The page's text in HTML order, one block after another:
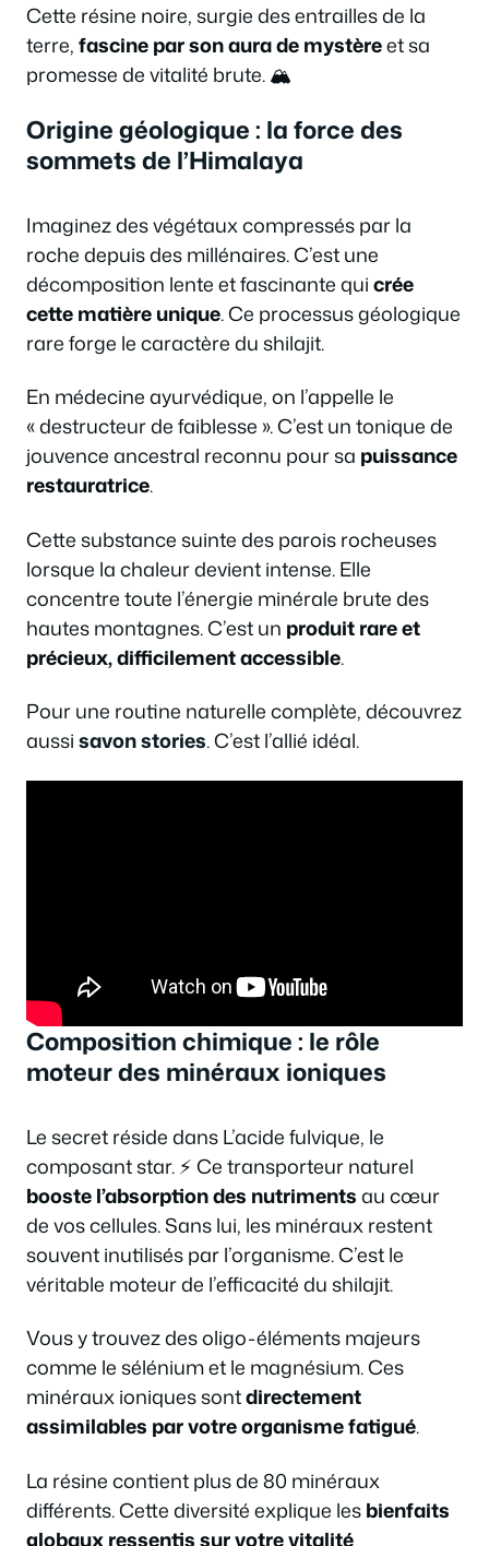
Cette résine noire, surgie des entrailles de la
terre,fascine par son aura de mystèreet sa
promesse de vitalité brute. 🏔️
Origine géologique : la force des
sommets de l’Himalaya
Imaginez des végétaux compressés par la
roche depuis des millénaires. C’est une
décomposition lente et fascinante quicrée
cette matière unique. Ce processus géologique
rare forge le caractère du shilajit.
En médecine ayurvédique, on l’appelle le
« destructeur de faiblesse ». C’est un tonique de
jouvence ancestral reconnu pour sa puissance
restauratrice.
Cette substance suinte des parois rocheuses
lorsque la chaleur devient intense. Elle
concentre toute l’énergie minérale brute des
hautes montagnes. C’est un produit rare et
précieux, difficilement accessible.
Pour une routine naturelle complète, découvrez
aussisavon stories. C’est l’allié idéal.
Composition chimique : le rôle
moteur des minéraux ioniques
Le secret réside dans L’acide fulvique, le
composant star. ⚡ Ce transporteur naturel
booste l’absorption des nutrimentsau cœur
de vos cellules. Sans lui, les minéraux restent
souvent inutilisés par l’organisme. C’est le
véritable moteur de l’efficacité du shilajit.
Vous y trouvez des oligo-éléments majeurs
comme le sélénium et le magnésium. Ces
minéraux ioniques sontdirectement
assimilables par votre organisme fatigué.
La résine contient plus de 80 minéraux
différents. Cette diversité explique lesbienfaits
globaux ressentis sur votre vitalité